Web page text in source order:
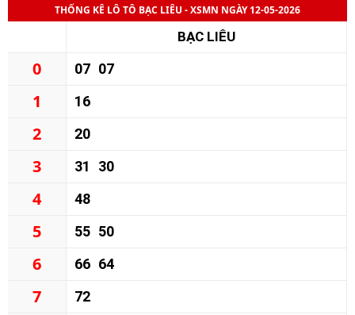
THỐNG KÊ LÔ TÔ BẠC LIÊU - XSMN NGÀY 12-05-2026
BẠC LIÊU
0 07 07
1 16
2 20
3 31 30
4 48
5 55 50
6 66 64
7 72